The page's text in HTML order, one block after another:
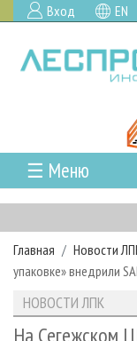
Вход EN
☰ Меню
ГЛАВНАЯ
РУБРИКИ И ТЕМЫ
РУБРИКИ
ЛЕСОЗАГОТОВКА
НОВОСТИ
НОВОСТИ ЛПК
ПРОЕКТЫ ЛПИ
АНАЛИТИКА
АРХИВ
Главная Новости
упаковке» внедрили
НОВОСТИ ЛПК
На Сегежском